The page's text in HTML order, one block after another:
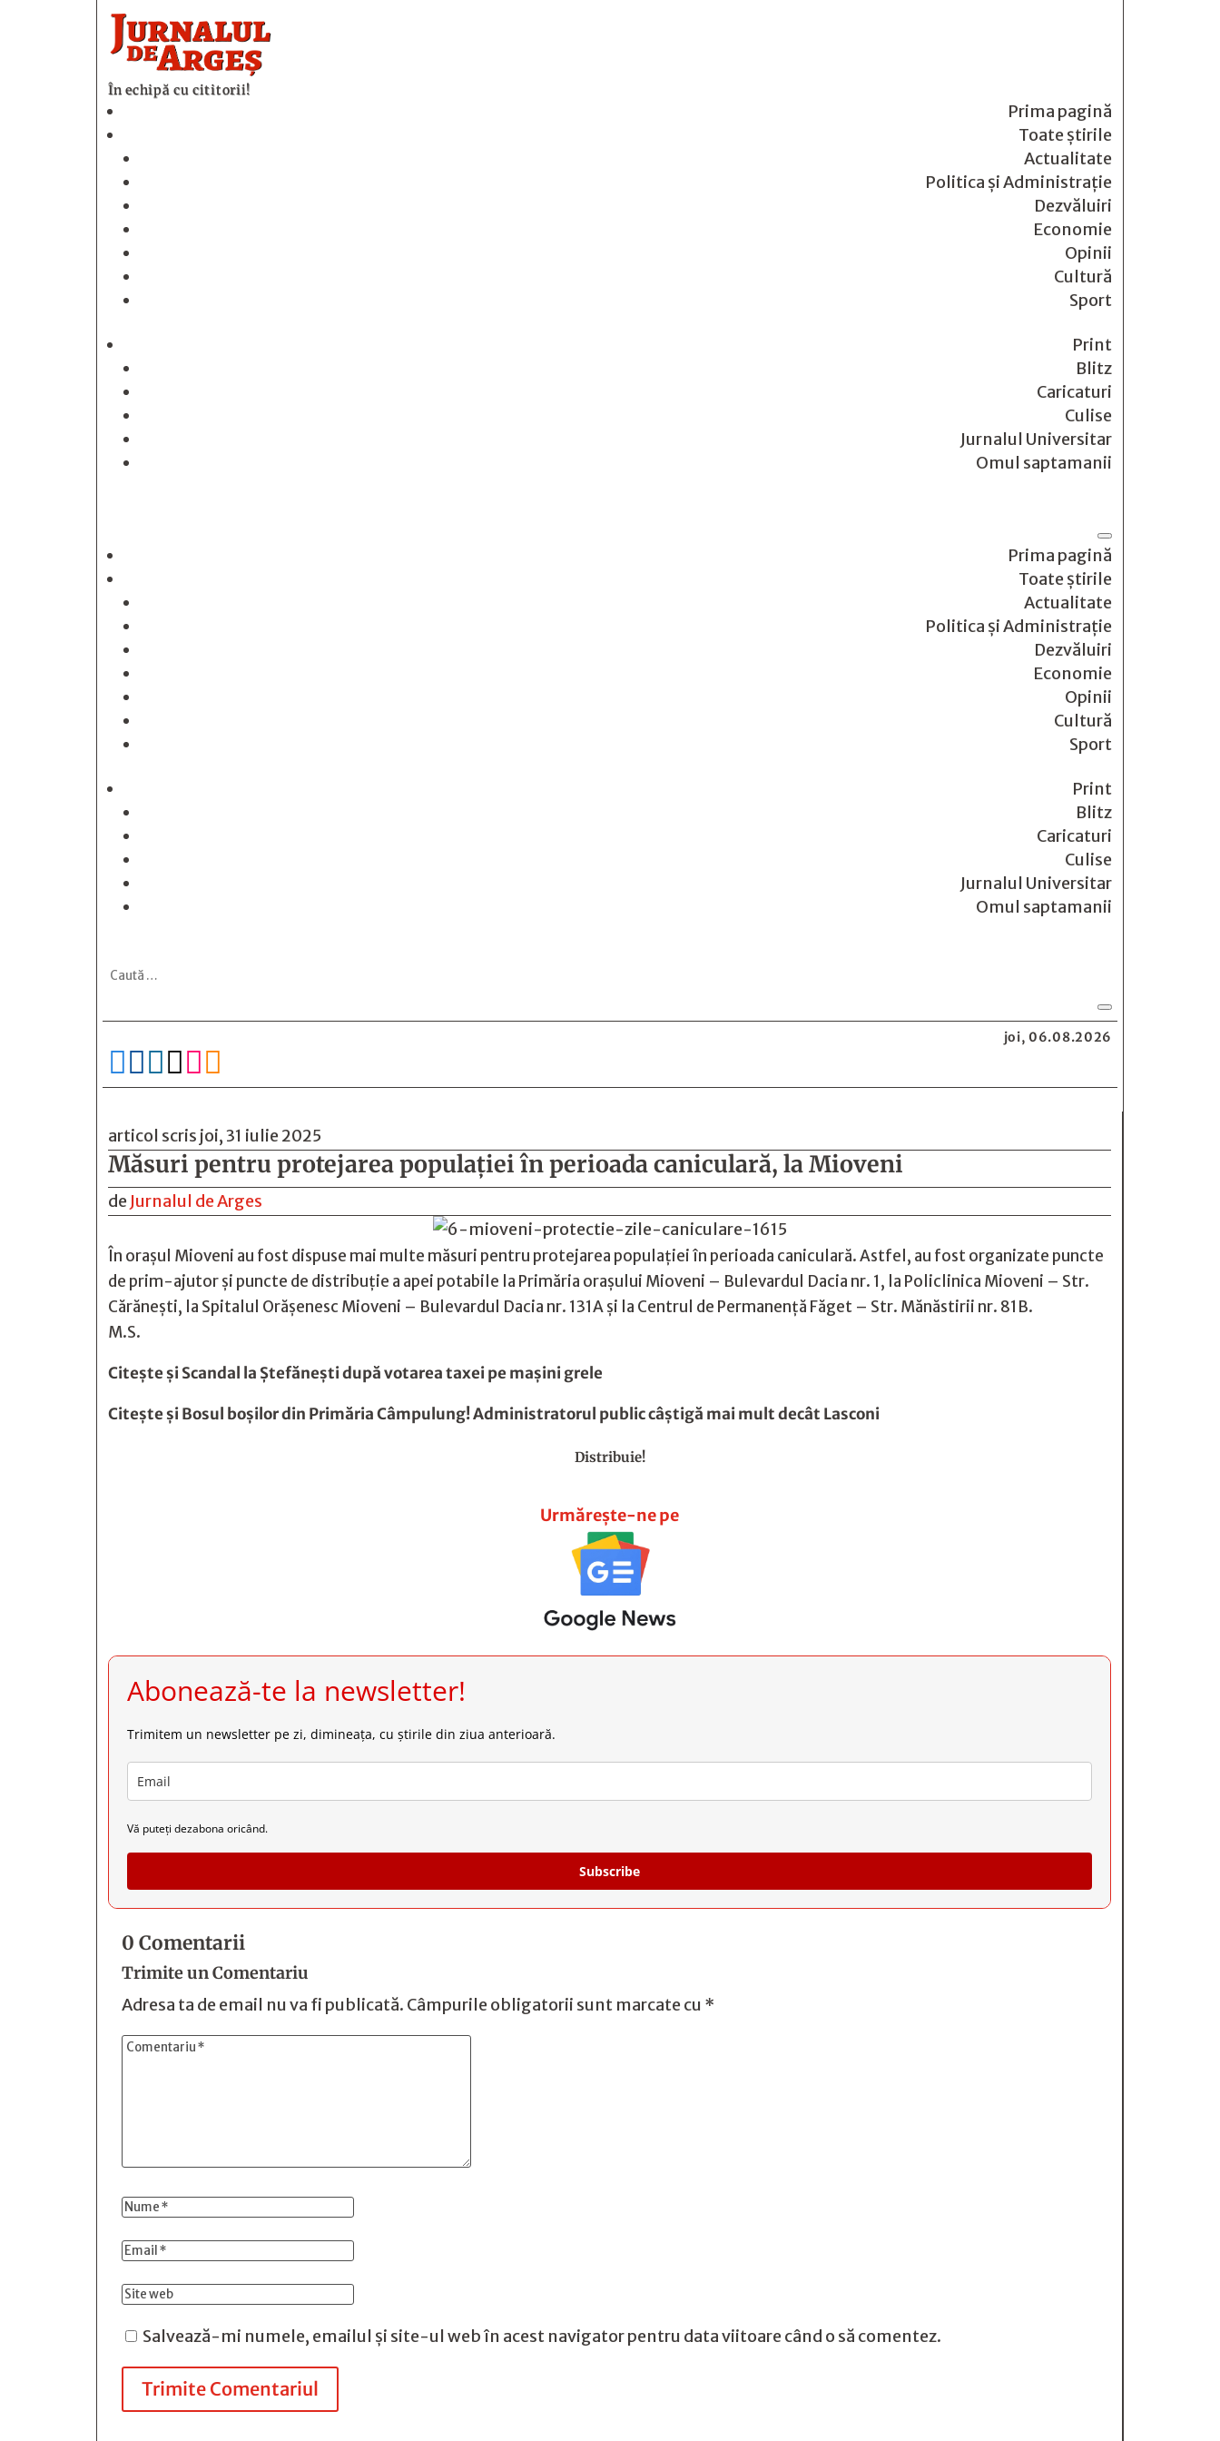
În echipă cu cititorii!
Prima pagină
Toate știrile
Actualitate
Politica și Administrație
Dezvăluiri
Economie
Opinii
Cultură
Sport
Print
Blitz
Caricaturi
Culise
Jurnalul Universitar
Omul saptamanii
Prima pagină
Toate știrile
Actualitate
Politica și Administrație
Dezvăluiri
Economie
Opinii
Cultură
Sport
Print
Blitz
Caricaturi
Culise
Jurnalul Universitar
Omul saptamanii
joi, 06.08.2026

articol scris joi, 31 iulie 2025
Măsuri pentru protejarea populaţiei în perioada caniculară, la Mioveni
de Jurnalul de Arges
În orașul Mioveni au fost dispuse mai multe măsuri pentru protejarea populației în perioada caniculară. Astfel, au fost organizate puncte
de prim-ajutor și puncte de distribuție a apei potabile la Primăria orașului Mioveni – Bulevardul Dacia nr. 1, la Policlinica Mioveni – Str.
Cărănești, la Spitalul Orășenesc Mioveni – Bulevardul Dacia nr. 131A și la Centrul de Permanență Făget – Str. Mănăstirii nr. 81B.
M.S.
Citește șiScandal la Ştefăneşti după votarea taxei pe maşini grele
Citește șiBosul boşilor din Primăria Câmpulung! Administratorul public câştigă mai mult decât Lasconi
Distribuie!
Urmărește-ne pe
Abonează-te la newsletter!
Trimitem un newsletter pe zi, dimineața, cu știrile din ziua anterioară.
Vă puteți dezabona oricând.
Subscribe
0 Comentarii
Trimite un Comentariu
Adresa ta de email nu va fi publicată. Câmpurile obligatorii sunt marcate cu *
Salvează-mi numele, emailul și site-ul web în acest navigator pentru data viitoare când o să comentez.
Trimite Comentariul